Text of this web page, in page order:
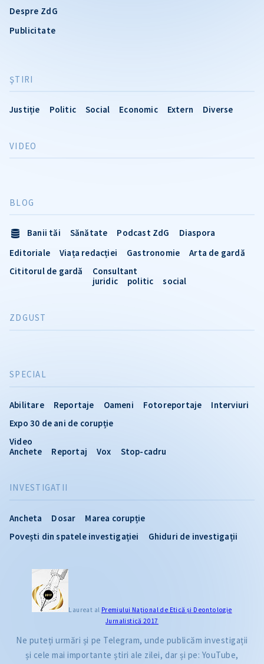
Despre ZdG
Publicitate
ŞTIRI
Justiție Politic Social Economic Extern Diverse
INVESTIGATII
Ancheta Dosar
Marea corupție
Povești din spatele investigației
Ghiduri de investigații
VIDEO
SPECIAL
Abilitare Reportaje Oameni Fotoreportaje
Interviuri
Expo 30 de ani de corupție
Video
Anchete
Reportaj Vox Stop-cadru
BLOG
Banii tăi Sănătate Podcast ZdG
Diaspora
Editoriale
Viața redacției Gastronomie
Arta de gardă
Cititorul de gardă
Consultant
juridic
politic social
ZDGUST
Laureat al Premiului Naţional de Etică și Deontologie
Jurnalistică 2017
Ne puteți urmări și pe Telegram, unde publicăm investigații
și cele mai importante știri ale zilei, dar și pe: YouTube,